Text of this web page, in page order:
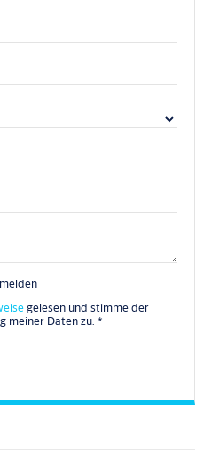
gelesen und stimme der
meiner Daten zu. *